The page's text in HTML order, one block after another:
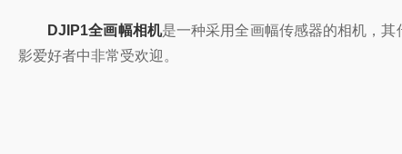
DJIP1全画幅相机是一种采用全画幅传感器的相机，
影爱好者中非常受欢迎。